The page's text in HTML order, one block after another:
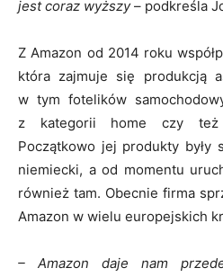
jest coraz wyższy– podkreśla
Z Amazon od 2014 roku
która zajmuje się produkcją
w tym fotelików
z kategorii home czy też
Początkowo jej produkty były
niemiecki, a od momentu
również tam. Obecnie firma
Amazon w wielu europejskich
– Amazon daje nam